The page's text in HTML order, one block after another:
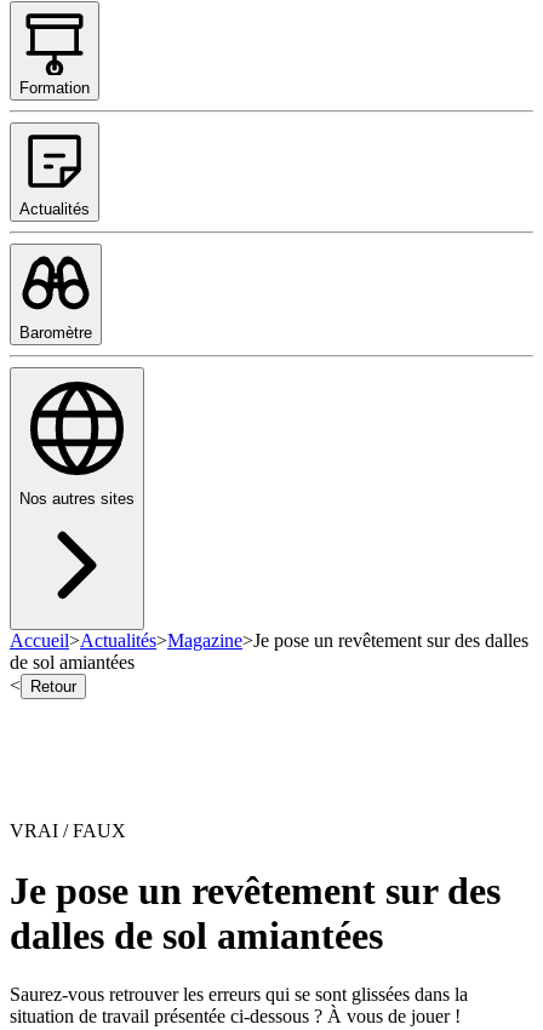
Formation
Actualités
Baromètre
Nos autres sites
Accueil>Actualités>Magazine>Je pose un revêtement sur des dalles
de sol amiantées
<
Retour
VRAI / FAUX
Je pose un revêtement sur des
dalles de sol amiantées
Saurez-vous retrouver les erreurs qui se sont glissées dans la
situation de travail présentée ci-dessous ? À vous de jouer !